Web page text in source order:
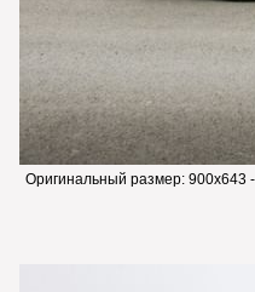
Оригинальный размер: 900x643